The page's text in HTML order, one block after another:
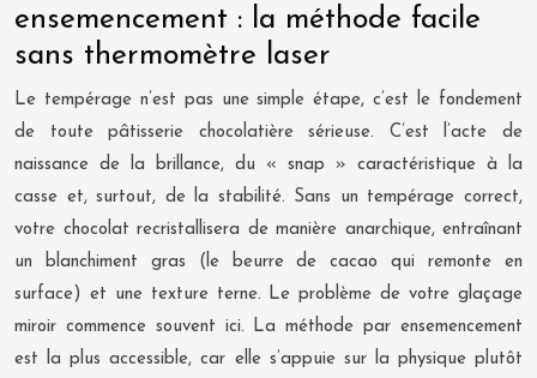
ensemencement : la méthode facile
sans thermomètre laser
Le tempérage n’est pas une simple étape, c’est le fondement
de toute pâtisserie chocolatière sérieuse. C’est l’acte de
naissance de la brillance, du « snap » caractéristique à la
casse et, surtout, de la stabilité. Sans un tempérage correct,
votre chocolat recristallisera de manière anarchique, entraînant
un blanchiment gras (le beurre de cacao qui remonte en
surface) et une texture terne. Le problème de votre glaçage
miroir commence souvent ici. La méthode par ensemencement
est la plus accessible, car elle s’appuie sur la physique plutôt